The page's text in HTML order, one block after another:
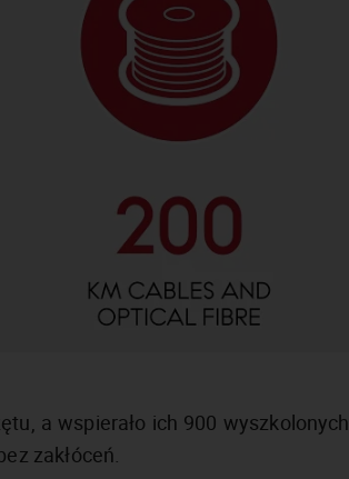
a wspierało ich 900 wyszkolonych
zakłóceń.